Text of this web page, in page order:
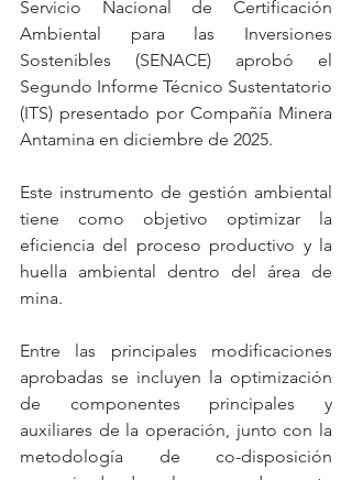
Servicio Nacional de Certificación
Ambiental para las Inversiones
Sostenibles (SENACE) aprobó el
Segundo Informe Técnico Sustentatorio
(ITS) presentado por Compañía Minera
Antamina en diciembre de 2025.
Este instrumento de gestión ambiental
tiene como objetivo optimizar la
eficiencia del proceso productivo y la
huella ambiental dentro del área de
mina.
Entre las principales modificaciones
aprobadas se incluyen la optimización
de componentes principales y
auxiliares de la operación, junto con la
metodología de co-disposición